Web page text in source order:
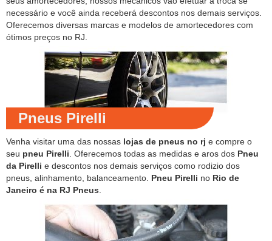
necessário e você ainda receberá descontos nos demais serviços.
Oferecemos diversas marcas e modelos de amortecedores com
ótimos preços no RJ.
Pneus Pirelli
Venha visitar uma das nossas lojas de pneus no rj e compre o
seu pneu Pirelli . Oferecemos todas as medidas e aros dos Pneu
da Pirelli e descontos nos demais serviços como rodizio dos
pneus, alinhamento, balanceamento. Pneu Pirelli no Rio de
Janeiro é na RJ Pneus